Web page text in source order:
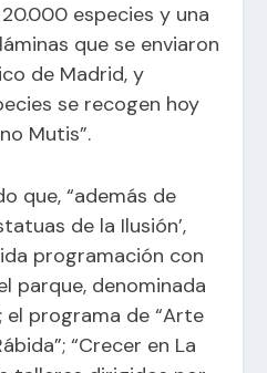
especies y una
que se enviaron
de Madrid, y
se recogen hoy
Mutis”.
que, “además de
de la Ilusión’,
programación con
parque, denominada
el programa de “Arte
“Crecer en La